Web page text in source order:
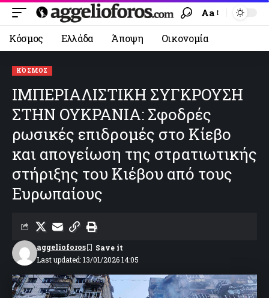
Aa
Κόσμος Ελλάδα Άποψη Οικονομία
ΚΌΣΜΟΣ
ΙΜΠΕΡΙΑΛΙΣΤΙΚΗ ΣΥΓΚΡΟΥΣΗ
ΣΤΗΝ ΟΥΚΡΑΝΙΑ: Σφοδρές
ρωσικές επιδρομές στο Κίεβο
και απογείωση της στρατιωτικής
στήριξης του Κιέβου από τους
Ευρωπαίους
Last updated: 13/01/2026 14:05
aggelioforos